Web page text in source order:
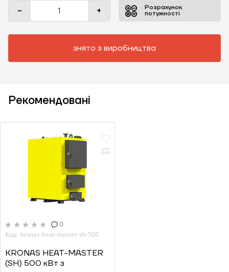
- +
Розрахунок
потужності
знято з виробництва
Рекомендовані
0
Код: kronas-heat-master-sh-500
KRONAS HEAT-MASTER
(SH) 500 кВт з